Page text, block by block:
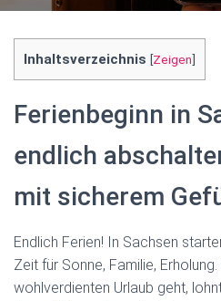
Inhaltsverzeichnis [Zeigen]
Ferienbeginn in
endlich
mit sicherem
Endlich Ferien! In Sachsen
Zeit für Sonne, Familie,
wohlverdienten Urlaub geht,